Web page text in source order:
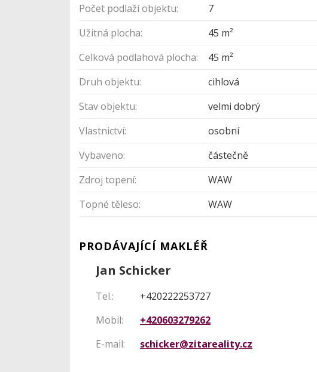
Počet podlaží objektu:
7
Užitná plocha:
45 m²
Celková podlahová plocha:
45 m²
Druh objektu:
cihlová
Stav objektu:
velmi dobrý
Vlastnictví:
osobní
Vybaveno:
částečně
Zdroj topení:
WAW
Topné těleso:
WAW
PRODÁVAJÍCÍ MAKLÉŘ
Jan Schicker
Tel.:
+420222253727
Mobil:
+420603279262
E-mail:
schicker@zitareality.cz